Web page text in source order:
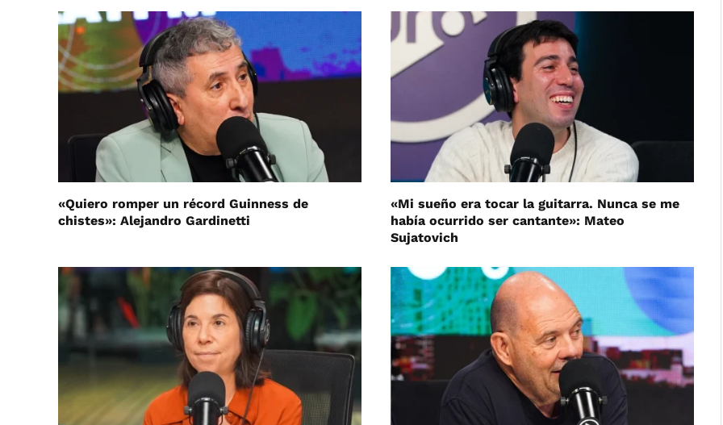
«Quiero romper un récord Guinness de
chistes»: Alejandro Gardinetti
«Mi sueño era tocar la guitarra. Nunca se me
había ocurrido ser cantante»: Mateo
Sujatovich